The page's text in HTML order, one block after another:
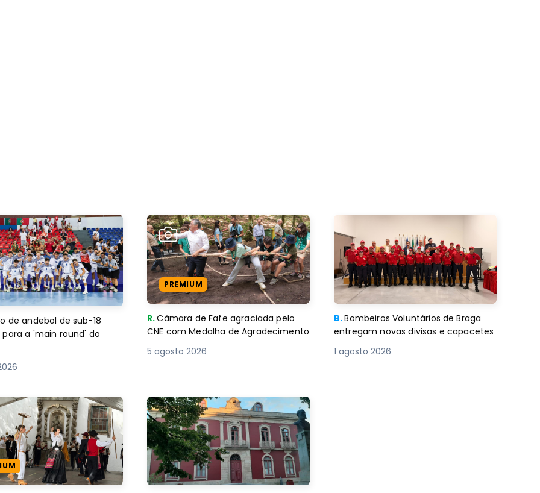
de andebol de sub-18
a 'main round' do
PREMIUM
R.Câmara de Fafe agraciada pelo
CNE com Medalha de Agradecimento
5 agosto 2026
B.Bombeiros Voluntários de Braga
entregam novas divisas e capacetes
1 agosto 2026